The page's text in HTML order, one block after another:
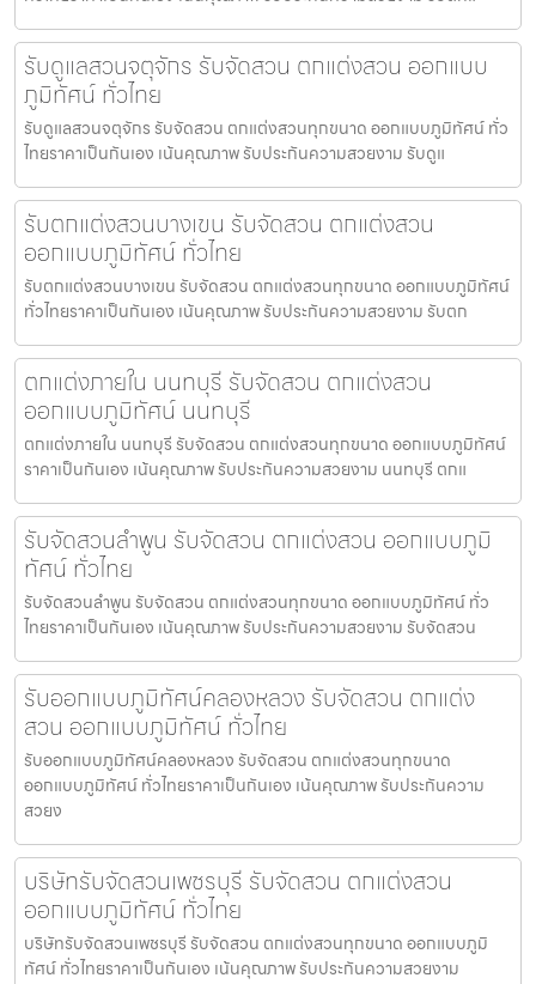
รับดูแลสวนจตุจักร รับจัดสวน ตกแต่งสวน ออกแบบ
ภูมิทัศน์ ทั่วไทย
รับดูแลสวนจตุจักร รับจัดสวน ตกแต่งสวนทุกขนาด ออกแบบภูมิทัศน์ ทั่ว
ไทยราคาเป็นกันเอง เน้นคุณภาพ รับประกันความสวยงาม รับดูแ
รับตกแต่งสวนบางเขน รับจัดสวน ตกแต่งสวน
ออกแบบภูมิทัศน์ ทั่วไทย
รับตกแต่งสวนบางเขน รับจัดสวน ตกแต่งสวนทุกขนาด ออกแบบภูมิทัศน์
ทั่วไทยราคาเป็นกันเอง เน้นคุณภาพ รับประกันความสวยงาม รับตก
ตกแต่งภายใน นนทบุรี รับจัดสวน ตกแต่งสวน
ออกแบบภูมิทัศน์ นนทบุรี
ตกแต่งภายใน นนทบุรี รับจัดสวน ตกแต่งสวนทุกขนาด ออกแบบภูมิทัศน์
ราคาเป็นกันเอง เน้นคุณภาพ รับประกันความสวยงาม นนทบุรี ตกแ
รับจัดสวนลำพูน รับจัดสวน ตกแต่งสวน ออกแบบภูมิ
ทัศน์ ทั่วไทย
รับจัดสวนลำพูน รับจัดสวน ตกแต่งสวนทุกขนาด ออกแบบภูมิทัศน์ ทั่ว
ไทยราคาเป็นกันเอง เน้นคุณภาพ รับประกันความสวยงาม รับจัดสวน
รับออกแบบภูมิทัศน์คลองหลวง รับจัดสวน ตกแต่ง
สวน ออกแบบภูมิทัศน์ ทั่วไทย
รับออกแบบภูมิทัศน์คลองหลวง รับจัดสวน ตกแต่งสวนทุกขนาด
ออกแบบภูมิทัศน์ ทั่วไทยราคาเป็นกันเอง เน้นคุณภาพ รับประกันความ
สวยง
บริษัทรับจัดสวนเพชรบุรี รับจัดสวน ตกแต่งสวน
ออกแบบภูมิทัศน์ ทั่วไทย
บริษัทรับจัดสวนเพชรบุรี รับจัดสวน ตกแต่งสวนทุกขนาด ออกแบบภูมิ
ทัศน์ ทั่วไทยราคาเป็นกันเอง เน้นคุณภาพ รับประกันความสวยงาม